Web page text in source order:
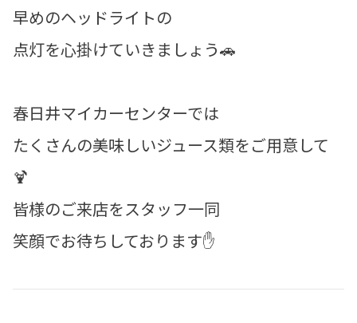
早めのヘッドライトの
点灯を心掛けていきましょう🚗
春日井マイカーセンターでは
たくさんの美味しいジュース類をご用意して
🍹
皆様のご来店をスタッフ一同
笑顔でお待ちしております✋